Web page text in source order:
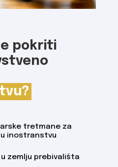
pokriti
tretmane za
inostranstvu
zemlju prebivališta